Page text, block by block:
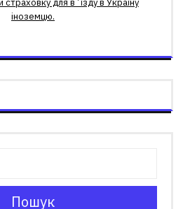
для вʼїзду в Україну
іноземцю.
Пошук